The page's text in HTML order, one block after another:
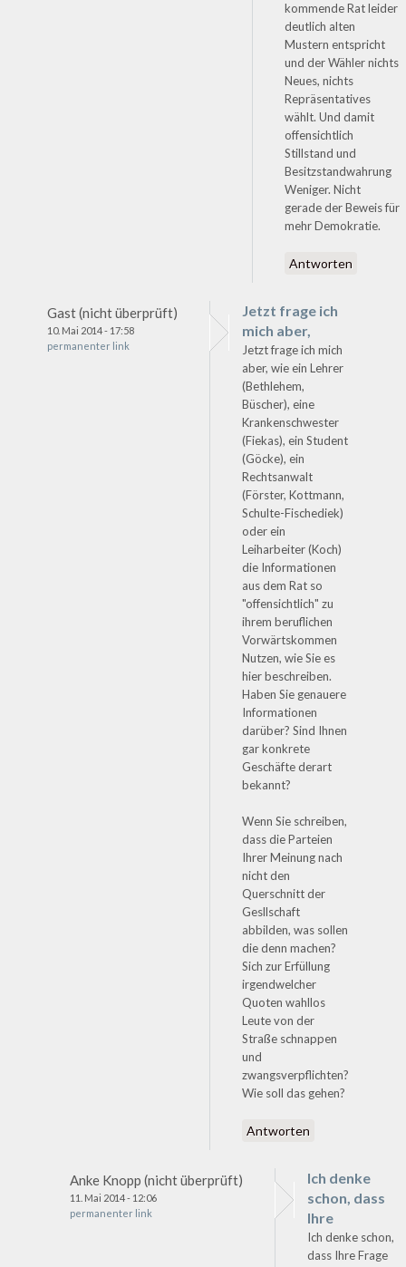
kommende Rat leider
deutlich alten
Mustern entspricht
und der Wähler nichts
Neues, nichts
Repräsentatives
wählt. Und damit
offensichtlich
Stillstand und
Besitzstandwahrung
Weniger. Nicht
gerade der Beweis für
mehr Demokratie.
Antworten
Gast (nicht überprüft)
10. Mai 2014 - 17:58
permanenter link
Jetzt frage ich
mich aber,
Jetzt frage ich mich
aber, wie ein Lehrer
(Bethlehem,
Büscher), eine
Krankenschwester
(Fiekas), ein Student
(Göcke), ein
Rechtsanwalt
(Förster, Kottmann,
Schulte-Fischediek)
oder ein
Leiharbeiter (Koch)
die Informationen
aus dem Rat so
"offensichtlich" zu
ihrem beruflichen
Vorwärtskommen
Nutzen, wie Sie es
hier beschreiben.
Haben Sie genauere
Informationen
darüber? Sind Ihnen
gar konkrete
Geschäfte derart
bekannt?
Wenn Sie schreiben,
dass die Parteien
Ihrer Meinung nach
nicht den
Querschnitt der
Gesllschaft
abbilden, was sollen
die denn machen?
Sich zur Erfüllung
irgendwelcher
Quoten wahllos
Leute von der
Straße schnappen
und
zwangsverpflichten?
Wie soll das gehen?
Antworten
Anke Knopp (nicht überprüft)
11. Mai 2014 - 12:06
permanenter link
Ich denke
schon, dass
Ihre
Ich denke schon,
dass Ihre Frage